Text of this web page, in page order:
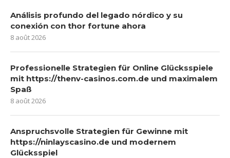
Análisis profundo del legado nórdico y su
conexión con thor fortune ahora
8 août 2026
Professionelle Strategien für Online Glücksspiele
mit https://thenv-casinos.com.de und maximalem
Spaß
8 août 2026
Anspruchsvolle Strategien für Gewinne mit
https://ninlayscasino.de und modernem
Glücksspiel